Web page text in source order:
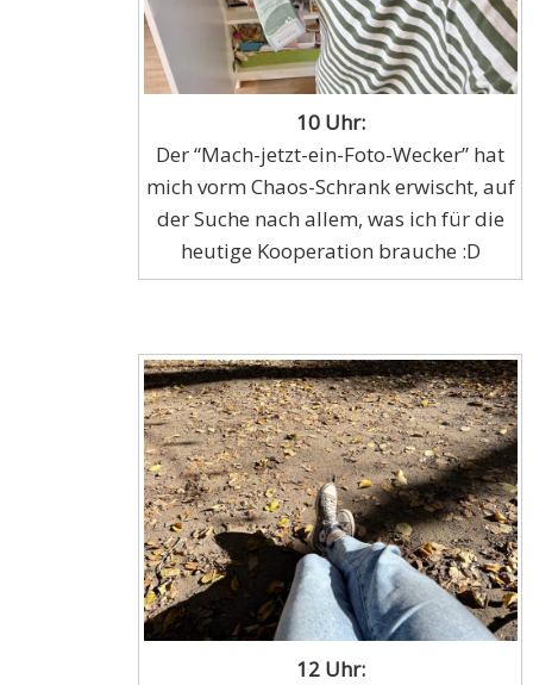
10 Uhr:
Der “Mach-jetzt-ein-Foto-Wecker” hat
mich vorm Chaos-Schrank erwischt, auf
der Suche nach allem, was ich für die
heutige Kooperation brauche :D
12 Uhr: